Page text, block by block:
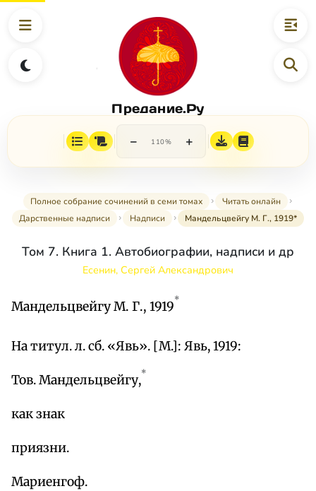
Предание.Ру
− 110% +
Полное собрание сочинений в семи томах
Читать онлайн
Дарственные надписи
Надписи Мандельцвейгу М. Г., 1919*
Том 7. Книга 1. Автобиографии, надписи и др
Есенин, Сергей Александрович
Мандельцвейгу М. Г., 1919*
На титул. л. сб. «Явь». [М.]: Явь, 1919:
Тов. Мандельцвейгу,*
как знак
приязни.
Мариенгоф.